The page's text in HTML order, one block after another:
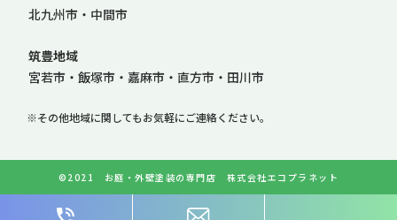
北九州市
中間市
筑豊地域
宮若市
飯塚市 嘉麻市 直方市 田川市
※その他地域に関してもお気軽にご連絡ください。
©2021 お庭・外壁塗装の専門店 株式会社エコプラネット